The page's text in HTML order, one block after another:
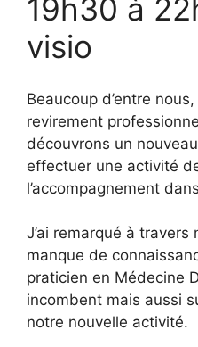
19h30 à
visio
Beaucoup d’entre
revirement
découvrons un
effectuer une activité
l’accompagnement
J’ai remarqué à
manque de
praticien en Médecine
incombent mais aussi
notre nouvelle activité.